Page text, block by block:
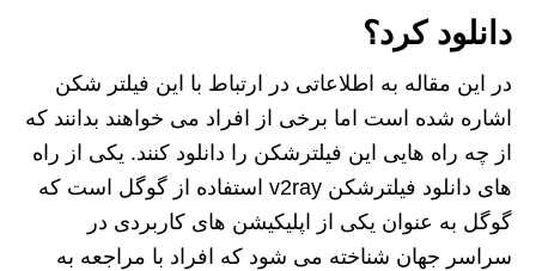
دانلود کرد؟
در این مقاله به اطلاعاتی در ارتباط با این فیلتر شکن
اشاره شده است اما برخی از افراد می خواهند بدانند که
از چه راه‌ هایی این فیلترشکن را دانلود کنند. یکی از راه
های دانلود فیلترشکن v2ray استفاده از گوگل است که
گوگل به عنوان یکی از اپلیکیشن های کاربردی در
سراسر جهان شناخته می شود که افراد با مراجعه به